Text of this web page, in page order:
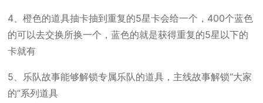
4、橙色的道具抽卡抽到重复的5星卡会给一个，400个蓝色
的可以去交换所换一个，蓝色的就是获得重复的5星以下的
卡就有
5、乐队故事能够解锁专属乐队的道具，主线故事解锁“大家
的”系列道具